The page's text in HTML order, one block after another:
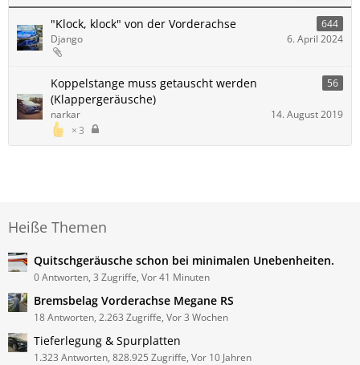
"Klock, klock" von der Vorderachse
644
Django
6. April 2024
Koppelstange muss getauscht werden
(Klappergeräusche)
56
3
narkar 14. August 2019
Heiße Themen
Quitschgeräusche schon bei minimalen Unebenheiten.
0 Antworten, 3 Zugriffe, Vor 41 Minuten
Bremsbelag Vorderachse Megane RS
18 Antworten, 2.263 Zugriffe, Vor 3 Wochen
Tieferlegung & Spurplatten
1.323 Antworten, 828.925 Zugriffe, Vor 10 Jahren